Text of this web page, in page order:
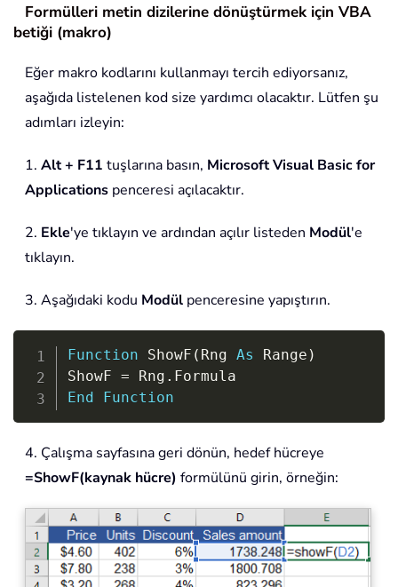
Formülleri metin dizilerine dönüştürmek için VBA
betiği (makro)
Eğer makro kodlarını kullanmayı tercih ediyorsanız,
aşağıda listelenen kod size yardımcı olacaktır. Lütfen şu
adımları izleyin:
1. Alt + F11 tuşlarına basın, Microsoft Visual Basic for
Applications penceresi açılacaktır.
2. Ekle'ye tıklayın ve ardından açılır listeden Modül'e
tıklayın.
3. Aşağıdaki kodu Modül penceresine yapıştırın.
Function ShowF ( Rng As Range )
ShowF = Rng .
End
Function
4. Çalışma sayfasına geri dönün, hedef hücreye
=ShowF(kaynak hücre) formülünü girin, örneğin: